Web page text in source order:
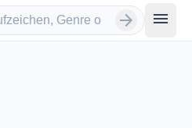
arrow_forward menu